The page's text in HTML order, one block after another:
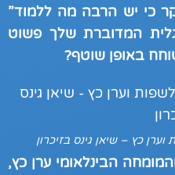
כי יש הרבה מה ללמוד”
המדוברת שלך פשוט
באופן שוטף?
כץ – שיאן גינס בזיכרון
הבינלאומי ערן כץ,